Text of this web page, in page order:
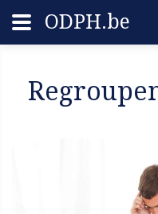
ODPH.be